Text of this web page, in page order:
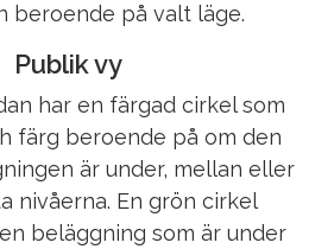
beroende på valt läge.
Publik vy
har en färgad cirkel som
färg beroende på om den
är under, mellan eller
nivåerna. En grön cirkel
beläggning som är under